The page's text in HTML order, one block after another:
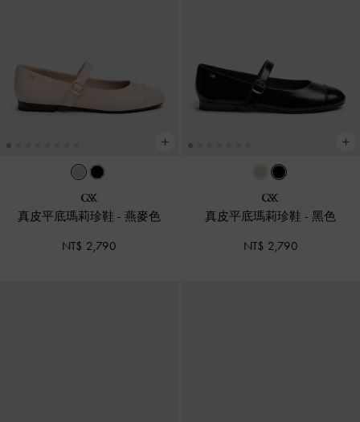
真皮平底瑪莉珍鞋 -燕麥色
NT$ 2,790
真皮平底瑪莉珍鞋 -黑色
NT$ 2,790